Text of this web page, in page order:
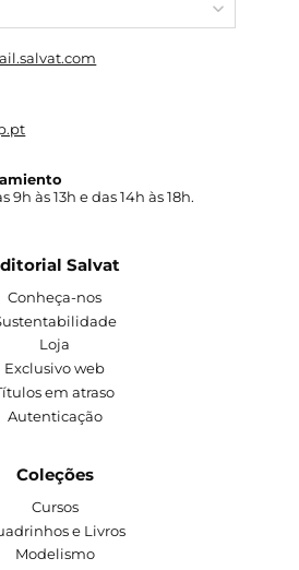
9h às 13h e das 14h às 18h.
Salvat
Conheça-nos
Loja
Exclusivo web
em atraso
Autenticação
Coleções
Cursos
e Livros
Modelismo